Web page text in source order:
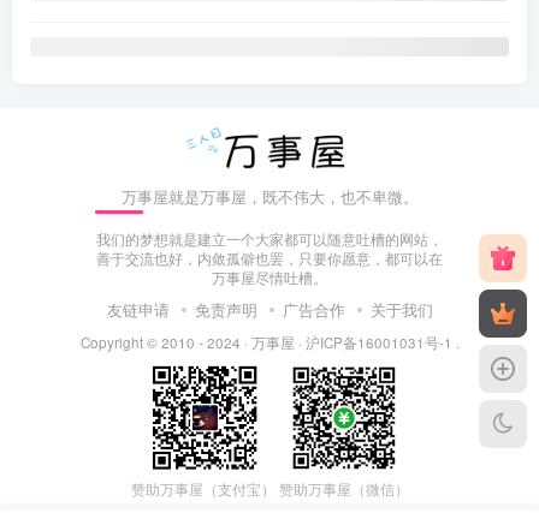
万事屋就是万事屋，既不伟大，也不卑微。
我们的梦想就是建立一个大家都可以随意吐槽的网站，
善于交流也好，内敛孤僻也罢，只要你愿意，都可以在
万事屋尽情吐槽。
友链申请 免责声明 广告合作 关于我们
Copyright © 2010 - 2024 · 万事屋 · 沪ICP备16001031号-1
赞助万事屋（支付宝） 赞助万事屋（微信）